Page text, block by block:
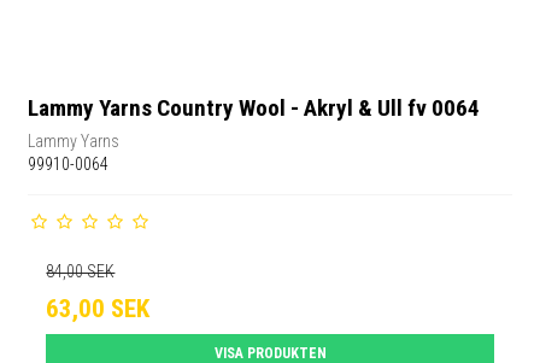
Lammy Yarns Country Wool - Akryl & Ull fv 0064
Lammy Yarns
99910-0064
84,00 SEK
63,00 SEK
VISA PRODUKTEN